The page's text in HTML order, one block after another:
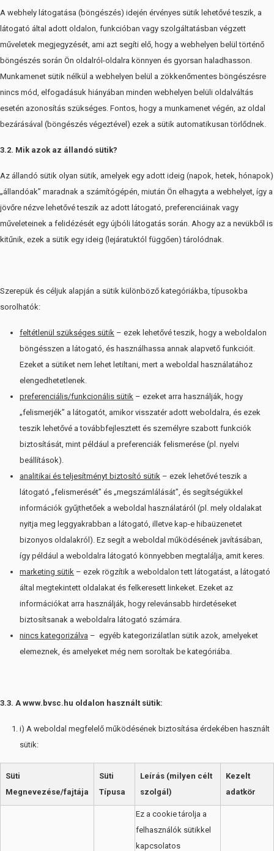
A webhely látogatása (böngészés) idején érvényes sütik lehetővé teszik, a
látogató által adott oldalon, funkcióban vagy szolgáltatásban végzett
műveletek megjegyzését, ami azt segíti elő, hogy a webhelyen belül történő
böngészés során Ön oldalról-oldalra könnyen és gyorsan haladhasson.
Munkamenet sütik nélkül a webhelyen belül a zökkenőmentes böngészésre
nincs mód, elfogadásuk hiányában minden webhelyen belüli oldalváltás
esetén azonosítás szükséges. Fontos, hogy a munkamenet végén, az oldal
bezárásával (böngészés végeztével) ezek a sütik automatikusan törlődnek.
3.2. Mik azok az állandó sütik?
Az állandó sütik olyan sütik, amelyek egy adott ideig (napok, hetek, hónapok)
„állandóak” maradnak a számítógépén, miután Ön elhagyta a webhelyet, így a
jövőre nézve lehetővé teszik az adott látogató, preferenciáinak vagy
műveleteinek a felidézését egy újbóli látogatás során. Ahogy az a nevükből is
kitűnik, ezek a sütik egy ideig (lejáratuktól függően) tárolódnak.
Szerepük és céljuk alapján a sütik különböző kategóriákba, típusokba
sorolhatók:
feltétlenül szükséges sütik – ezek lehetővé teszik, hogy a weboldalon
böngésszen a látogató, és használhassa annak alapvető funkcióit.
Ezeket a sütiket nem lehet letiltani, mert a weboldal használatához
elengedhetetlenek.
preferenciális/funkcionális sütik – ezeket arra használják, hogy
„felismerjék” a látogatót, amikor visszatér adott weboldalra, és ezek
teszik lehetővé a továbbfejlesztett és személyre szabott funkciók
biztosítását, mint például a preferenciák felismerése (pl. nyelvi
beállítások).
analitikai és teljesítményt biztosító sütik – ezek lehetővé teszik a
látogató „felismerését” és „megszámlálását”, és segítségükkel
információk gyűjthetőek a weboldal használatáról (pl. mely oldalakat
nyitja meg leggyakrabban a látogató, illetve kap-e hibaüzenetet
bizonyos oldalakról). Ez segít a weboldal működésének javításában,
így például a weboldalra látogató könnyebben megtalálja, amit keres.
marketing sütik – ezek rögzítik a weboldalon tett látogatást, a látogató
által megtekintett oldalakat és felkeresett linkeket. Ezeket az
információkat arra használják, hogy relevánsabb hirdetéseket
biztosítsanak a weboldalra látogató számára.
nincs kategorizálva – egyéb kategorizálatlan sütik azok, amelyeket
elemeznek, és amelyeket még nem soroltak be kategóriába.
3.3. A www.bvsc.hu oldalon használt sütik:
i) A weboldal megfelelő működésének biztosítása érdekében használt
sütik:
Süti
Megnevezése/fajtája
Süti
Típusa
Leírás (milyen célt
szolgál)
Kezelt
adatkör
Ez a cookie tárolja a
felhasználók sütikkel
kapcsolatos